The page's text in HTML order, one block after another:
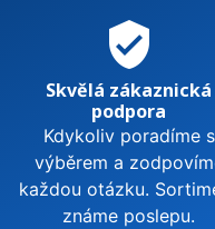
verified_user
Skvělá zákaznická
podpora
Kdykoliv poradíme s
výběrem a
každou otázku.
známe poslepu.